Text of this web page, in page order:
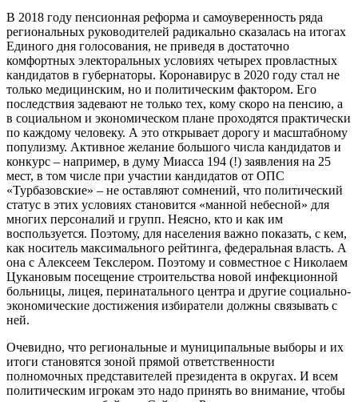
В 2018 году пенсионная реформа и самоуверенность ряда
региональных руководителей радикально сказалась на итогах
Единого дня голосования, не приведя в достаточно
комфортных электоральных условиях четырех провластных
кандидатов в губернаторы. Коронавирус в 2020 году стал не
только медицинским, но и политическим фактором. Его
последствия задевают не только тех, кому скоро на пенсию, а
в социальном и экономическом плане проходятся практически
по каждому человеку. А это открывает дорогу и масштабному
популизму. Активное желание большого числа кандидатов и
конкурс – например, в думу Миасса 194 (!) заявления на 25
мест, в том числе при участии кандидатов от ОПС
«Турбазовские» – не оставляют сомнений, что политический
статус в этих условиях становится «манной небесной» для
многих персоналий и групп. Неясно, кто и как им
воспользуется. Поэтому, для населения важно показать, с кем,
как носитель максимального рейтинга, федеральная власть. А
она с Алексеем Текслером. Поэтому и совместное с Николаем
Цукановым посещение строительства новой инфекционной
больницы, лицея, перинатального центра и другие социально-
экономические достижения избиратели должны связывать с
ней.
Очевидно, что региональные и муниципальные выборы и их
итоги становятся зоной прямой ответственности
полномочных представителей президента в округах. И всем
политическим игрокам это надо принять во внимание, чтобы